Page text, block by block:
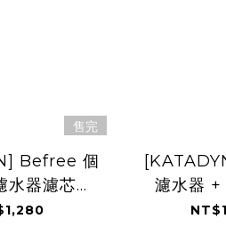
售完
Befree 個
水器濾芯
濾水器 +